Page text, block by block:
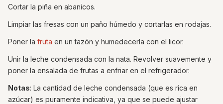
Cortar la piña en abanicos.
Limpiar las fresas con un paño húmedo y cortarlas en rodajas.
Poner la fruta en un tazón y humedecerla con el licor.
Unir la leche condensada con la nata. Revolver suavemente y
poner la ensalada de frutas a enfriar en el refrigerador.
Notas: La cantidad de leche condensada (que es rica en
azúcar) es puramente indicativa, ya que se puede ajustar